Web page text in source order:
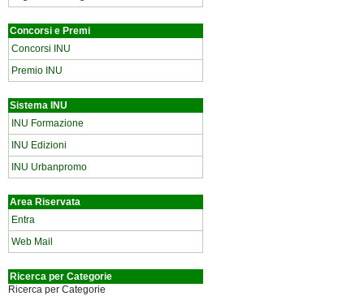
Concorsi e Premi
Concorsi INU
Premio INU
Sistema INU
INU Formazione
INU Edizioni
INU Urbanpromo
Area Riservata
Entra
Web Mail
Ricerca per Categorie
Ricerca per Categorie